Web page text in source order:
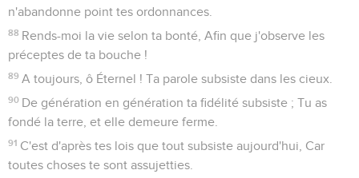
n'abandonne point tes ordonnances.
88 Rends-moi la vie selon ta bonté, Afin que j'observe les
préceptes de ta bouche !
89 A toujours, ô Éternel ! Ta parole subsiste dans les cieux.
90 De génération en génération ta fidélité subsiste ; Tu as
fondé la terre, et elle demeure ferme.
91 C'est d'après tes lois que tout subsiste aujourd'hui, Car
toutes choses te sont assujetties.